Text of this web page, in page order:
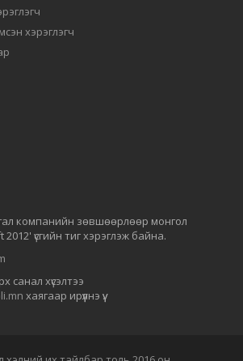
хэрэглэгч
компанийн зөвшөөрлөөр монгол
үсгийн тиг хэрэглэж байна.
санал хүсэлтээ
хаягаар ирүүлнэ үү.